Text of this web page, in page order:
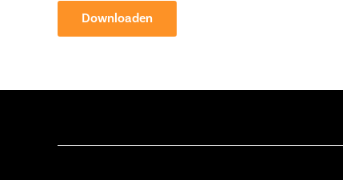
Downloaden